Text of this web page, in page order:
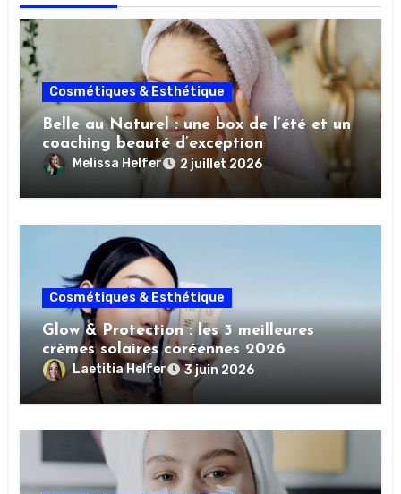
Cosmétiques & Esthétique
Belle au Naturel : une box de l’été et un
coaching beauté d’exception
Melissa Helfer 2 juillet 2026
Cosmétiques & Esthétique
Glow & Protection : les 3 meilleures
crèmes solaires coréennes 2026
Laetitia Helfer 3 juin 2026